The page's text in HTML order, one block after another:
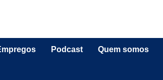
Podcast Quem somos